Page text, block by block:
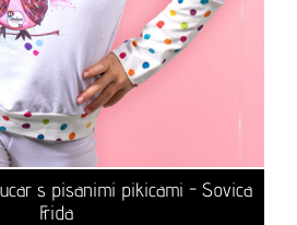
s pisanimi pikicami - Sovica
Frida